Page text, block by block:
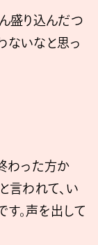
盛り込んだつ
ないなと思っ
わった方か
言われて、い
す。声を出して